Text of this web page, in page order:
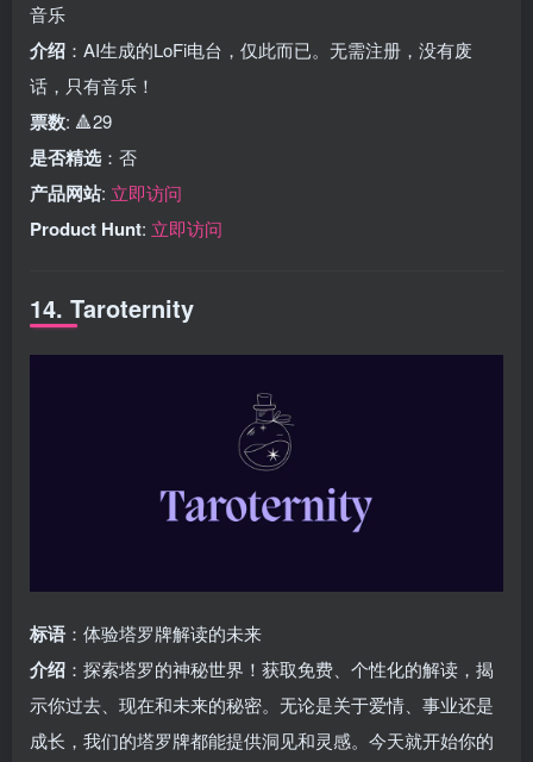
音乐
介绍 ：AI生成的LoFi电台，仅此而已。无需注册，没有废
话，只有音乐！
票数: 🔺29
是否精选 ：否
产品网站: 立即访问
Product Hunt: 立即访问
14. Taroternity
标语 ：体验塔罗牌解读的未来
介绍 ：探索塔罗的神秘世界！获取免费、个性化的解读，揭
示你过去、现在和未来的秘密。无论是关于爱情、事业还是
成长，我们的塔罗牌都能提供洞见和灵感。今天就开始你的